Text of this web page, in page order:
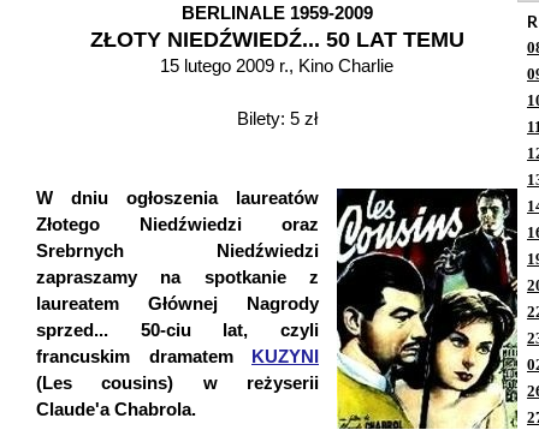
BERLINALE 1959-2009
ZŁOTY NIEDŹWIEDŹ... 50 LAT TEMU
15 lutego 2009 r., Kino Charlie
Bilety: 5 zł
W dniu ogłoszenia laureatów
Złotego Niedźwiedzi oraz
Srebrnych Niedźwiedzi
zapraszamy na spotkanie z
laureatem Głównej Nagrody
sprzed... 50-ciu lat, czyli
francuskim dramatem KUZYNI
(Les cousins) w reżyserii
Claude'a Chabrola.